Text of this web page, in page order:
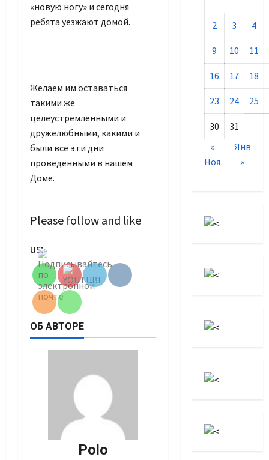
«новую ногу» и сегодня
ребята уезжают домой.
Желаем им оставаться
такими же
целеустремленными и
дружелюбными, какими и
были все эти дни
проведёнными в нашем
Доме.
Please follow and like
us:Channel ID
ОБ АВТОРЕ
Polo
2 3 4
9 10 11
16 17 18
23 24 25
30
31
«
Ноя
Янв
»